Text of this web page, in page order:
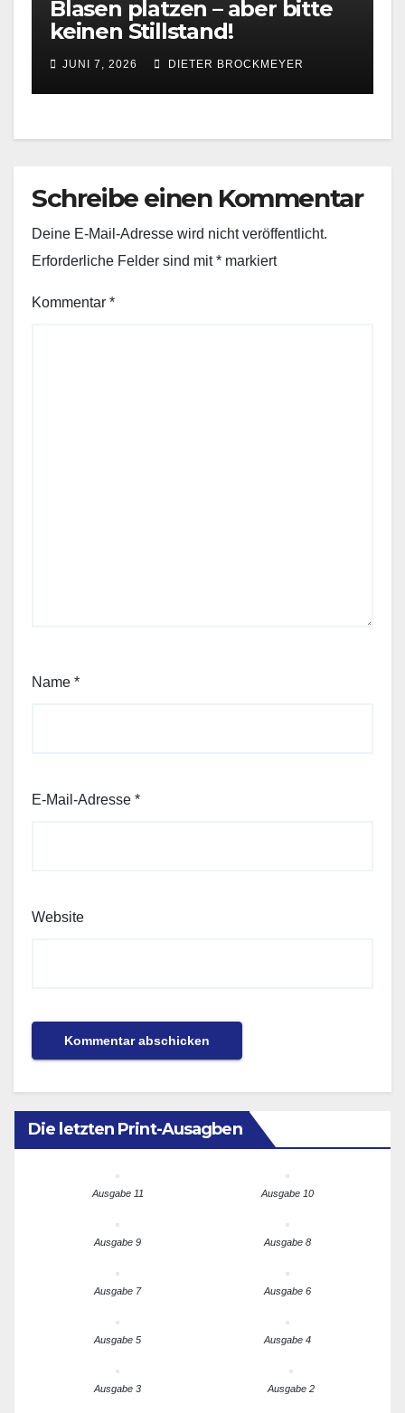
Blasen platzen – aber bitte
keinen Stillstand!
JUNI 7, 2026 DIETER BROCKMEYER
Schreibe einen Kommentar
Deine E-Mail-Adresse wird nicht veröffentlicht.
Erforderliche Felder sind mit* markiert
Kommentar *
Name *
E-Mail-Adresse *
Website
Die letzten Print-Ausagben
Ausgabe 11 Ausgabe 10
Ausgabe 9 Ausgabe 8
Ausgabe 7 Ausgabe 6
Ausgabe 5 Ausgabe 4
Ausgabe 3 Ausgabe 2